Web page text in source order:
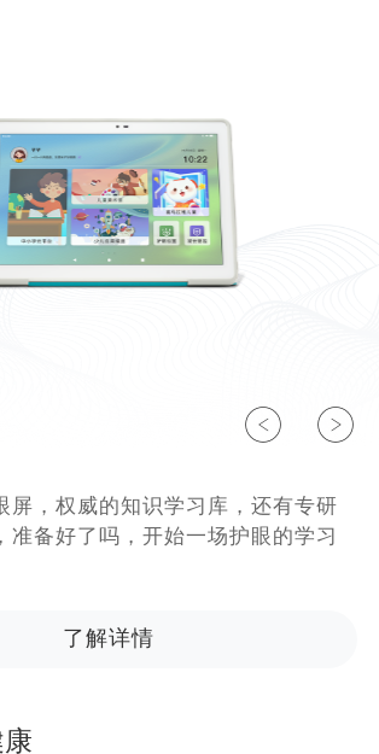
 
屏，权威的知识学习库，还有专研
准备好了吗，开始一场护眼的学习
了解详情